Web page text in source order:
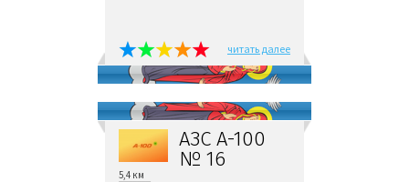
читать далее
АЗС А-100
№ 16
5,4 км